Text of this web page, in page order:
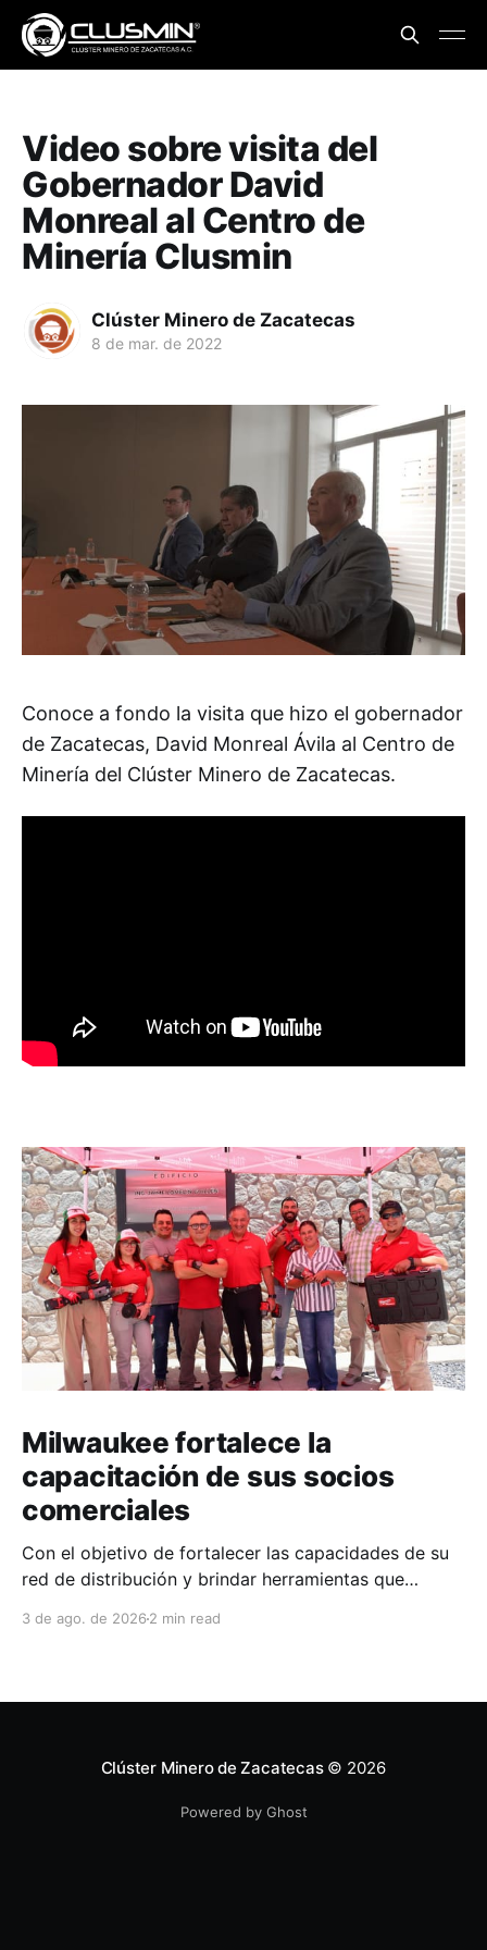
Video sobre visita del
Gobernador David
Monreal al Centro de
Minería Clusmin
Clúster Minero de Zacatecas
8 de mar. de 2022
Conoce a fondo la visita que hizo el gobernador
de Zacatecas, David Monreal Ávila al Centro de
Minería del Clúster Minero de Zacatecas.
Milwaukee fortalece la
capacitación de sus socios
comerciales
Con el objetivo de fortalecer las capacidades de su
red de distribución y brindar herramientas que
técnico, Milwaukee llevó a cabo una capacitación
3 de ago. de 2026 2 min read
Clúster Minero de Zacatecas© 2026
Powered by Ghost